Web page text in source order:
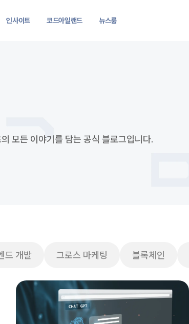
인사이트 코드아일랜드 뉴스룸
모든 이야기를 담는 공식 블로그입니다.
드 개발 그로스 마케팅 블록체인